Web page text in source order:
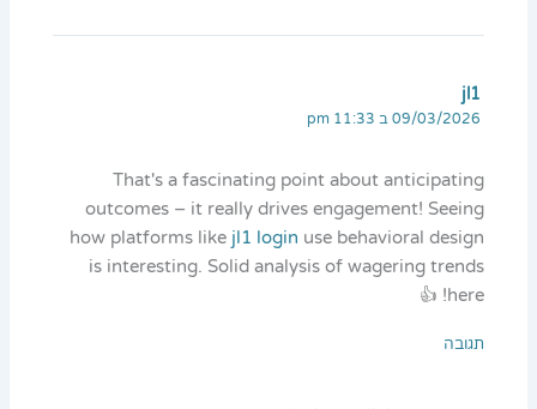
jl1
09/03/2026 ב 11:33 pm
That's a fascinating point about anticipating
outcomes – it really drives engagement! Seeing
how platforms like jl1 login use behavioral design
is interesting. Solid analysis of wagering trends
here! 👍
תגובה